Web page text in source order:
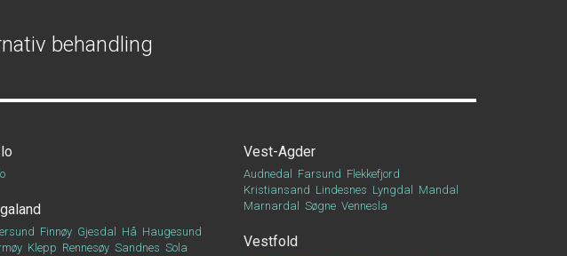
behandling
Finnøy Gjesdal Hå Haugesund
Klepp Rennesøy Sandnes Sola
Vest-Agder
Audnedal Farsund Flekkefjord
Kristiansand Lindesnes Lyngdal
Mandal
Marnardal
Søgne Vennesla
Vestfold